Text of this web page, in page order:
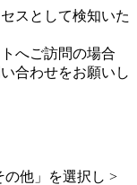
スとして検知いた
へご訪問の場合
合わせをお願いし
の他」を選択し >